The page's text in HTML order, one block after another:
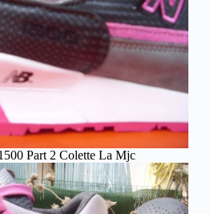
Part 2 Colette La Mjc